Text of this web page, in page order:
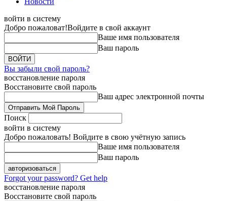
войти в систему
Добро пожаловат!Войдите в свой аккаунт
Ваше имя пользователя
Ваш пароль
Вы забыли свой пароль?
восстановление пароля
Восстановите свой пароль
Ваш адрес электронной почты
Поиск
войти в систему
Добро пожаловать! Войдите в свою учётную запись
Ваше имя пользователя
Ваш пароль
Forgot your password? Get help
восстановление пароля
Восстановите свой пароль